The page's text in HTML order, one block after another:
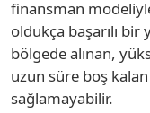
finansman
oldukça başarılı bir
bölgede alınan,
uzun süre boş
sağlamayabilir.